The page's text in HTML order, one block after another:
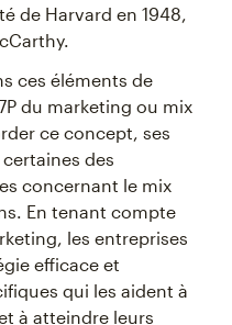
mix marketing les
se trouvent le mix
le mix programme
global,
de prendre en
entre les
?
chaque élément
à créer une
unifiée et améliore
de Harvard en 1948,
ces éléments de
du marketing ou mix
ce concept, ses
des
concernant le mix
En tenant compte
les entreprises
efficace et
qui les aident à
à atteindre leurs